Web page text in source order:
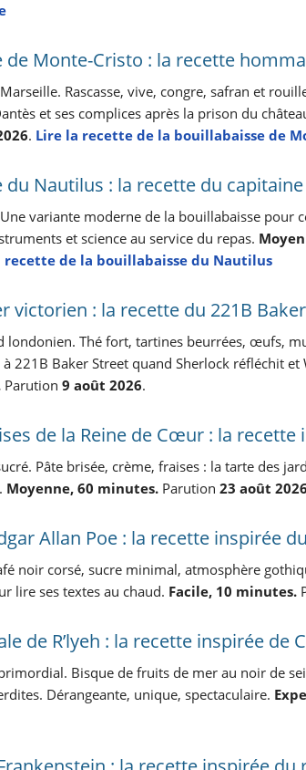
de Monte-Cristo : la recette
Rascasse, vive, congre, safran et
et ses complices après la prison du
. Lire la recette de la bouillabaisse de
du Nautilus : la recette du
variante moderne de la bouillabaisse pour
et science au service du repas.
recette de la bouillabaisse du Nautilus
victorien : la recette du 221B
londonien. Thé fort, tartines beurrées, œufs,
à 221B Baker Street quand Sherlock réfléchit
Parution 9 août 2026.
de la Reine de Cœur : la recette
Pâte brisée, crème, fraises : la tarte des
Moyenne, 60 minutes. Parution 23 août 2026
Allan Poe : la recette inspirée
noir corsé, sucre minimal, atmosphère
lire ses textes au chaud. Facile, 10 minutes.
de R’lyeh : la recette inspirée de
Bisque de fruits de mer au noir de
Dérangeante, unique, spectaculaire.